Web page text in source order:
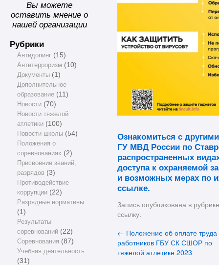
Вы можете
оставить мнение о
нашей организации
Рубрики
Антидопинг(15)
Антитерроризм (10)
Документы(1)
Дополнительное
образование(11)
Новости(70)
Новости тяжелой
атлетики(100)
Новости школы(54)
Положения о
соревнованиях (2)
Присвоение званий,
разрядов (3)
Противодействие
коррупции(22)
Разрядные нормативы
(1)
Результаты
соревнований(22)
Соревнования (87)
Учебная деятельность
(31)
Ознакомиться с
ГУ МВД России по
распространенных
доступа к охраняемой
и возможных мерах по
ссылке.
Запись опубликована в
ссылку.
← Положение об оплате труда
работников ГБУ СК СШОР по
тяжелой атлетике 2023